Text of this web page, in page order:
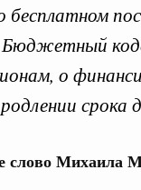
бесплатном
Бюджетный
о
срока
слово Михаила